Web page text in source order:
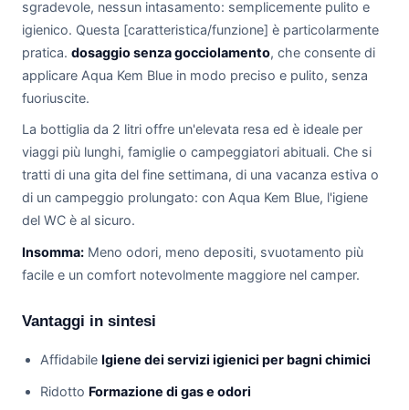
sgradevole, nessun intasamento: semplicemente pulito e
igienico. Questa [caratteristica/funzione] è particolarmente
pratica. dosaggio senza gocciolamento, che consente di
applicare Aqua Kem Blue in modo preciso e pulito, senza
fuoriuscite.
La bottiglia da 2 litri offre un'elevata resa ed è ideale per
viaggi più lunghi, famiglie o campeggiatori abituali. Che si
tratti di una gita del fine settimana, di una vacanza estiva o
di un campeggio prolungato: con Aqua Kem Blue, l'igiene
del WC è al sicuro.
Insomma: Meno odori, meno depositi, svuotamento più
facile e un comfort notevolmente maggiore nel camper.
Vantaggi in sintesi
Affidabile Igiene dei servizi igienici per bagni chimici
Ridotto Formazione di gas e odori